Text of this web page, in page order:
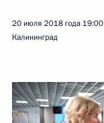
20 июля 2018 года 19:00
Калининград